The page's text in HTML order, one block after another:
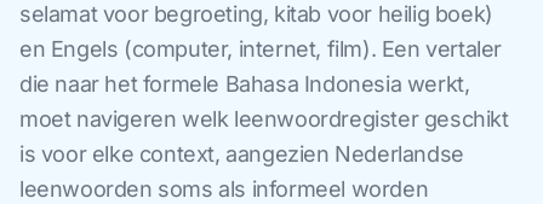
selamat voor begroeting, kitab voor heilig boek)
en Engels (computer, internet, film). Een vertaler
die naar het formele Bahasa Indonesia werkt,
moet navigeren welk leenwoordregister geschikt
is voor elke context, aangezien Nederlandse
leenwoorden soms als informeel worden